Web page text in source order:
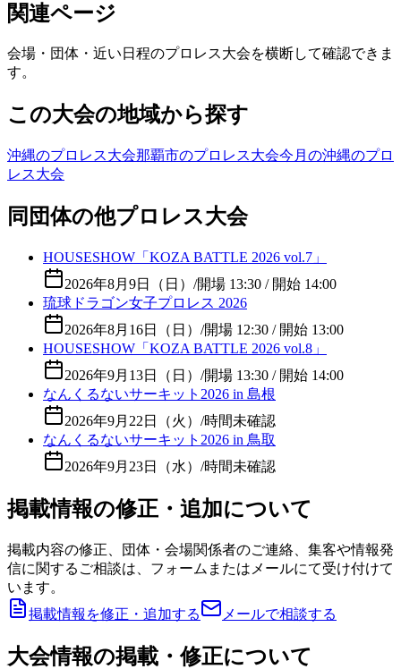
関連ページ
会場・団体・近い日程のプロレス大会を横断して確認できま
す。
この大会の地域から探す
沖縄のプロレス大会那覇市のプロレス大会今月の沖縄のプロ
レス大会
同団体の他プロレス大会
HOUSESHOW「KOZA BATTLE 2026 vol.7」
2026年8月9日（日） /開場 13:30 / 開始 14:00
琉球ドラゴン女子プロレス 2026
2026年8月16日（日） /開場 12:30 / 開始 13:00
HOUSESHOW「KOZA BATTLE 2026 vol.8」
2026年9月13日（日） /開場 13:30 / 開始 14:00
なんくるないサーキット2026 in 島根
2026年9月22日（火） /時間未確認
なんくるないサーキット2026 in 鳥取
2026年9月23日（水） /時間未確認
掲載情報の修正・追加について
掲載内容の修正、団体・会場関係者のご連絡、集客や情報発
信に関するご相談は、フォームまたはメールにて受け付けて
います。
掲載情報を修正・追加する
メールで相談する
大会情報の掲載・修正について